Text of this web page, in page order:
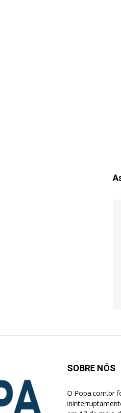
SOBRE NÓS
O Popa.com.br